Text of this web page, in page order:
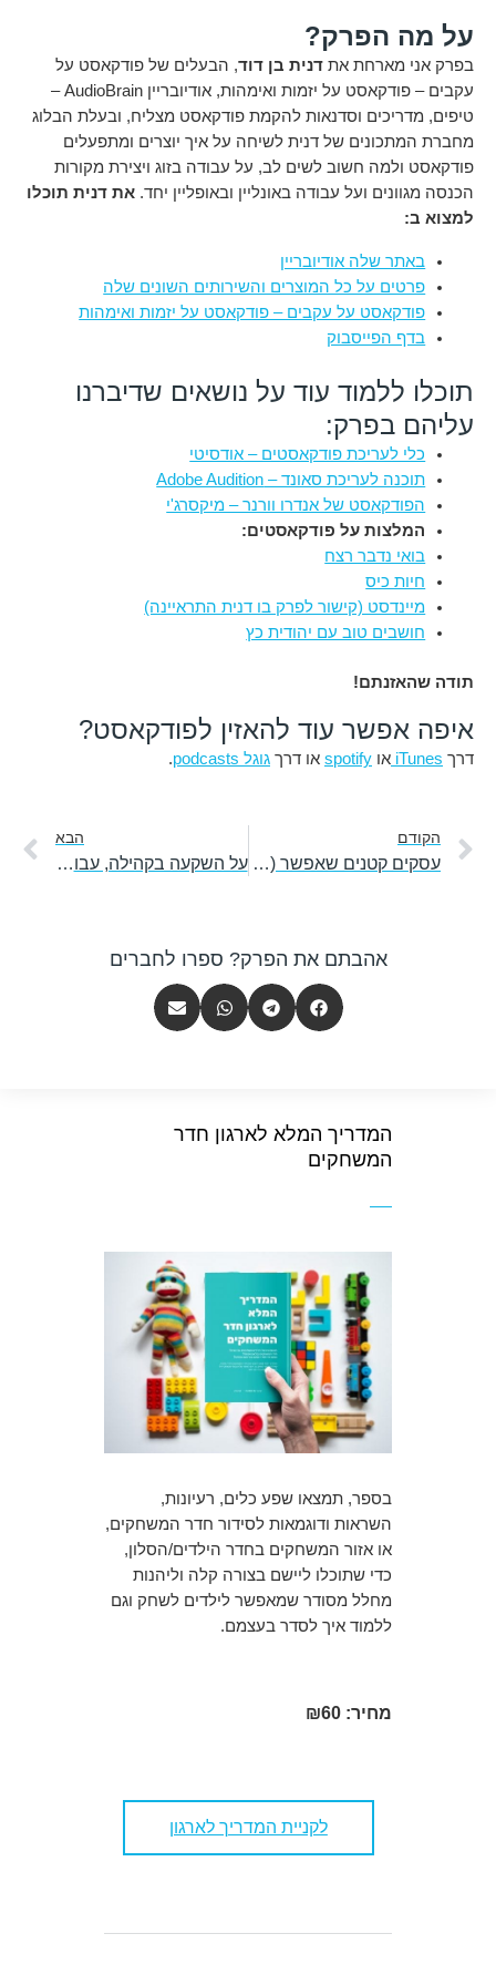
על מה הפרק?
בפרק אני מארחת את דנית בן דוד, הבעלים של פודקאסט על
עקבים – פודקאסט על יזמות ואימהות, אודיובריין AudioBrain –
טיפים, מדריכים וסדנאות להקמת פודקאסט מצליח, ובעלת הבלוג
מחברת המתכונים של דנית לשיחה על איך יוצרים ומתפעלים
פודקאסט ולמה חשוב לשים לב, על עבודה בזוג ויצירת מקורות
הכנסה מגוונים ועל עבודה באונליין ובאופליין יחד. את דנית תוכלו
למצוא ב:
באתר שלה אודיובריין
פרטים על כל המוצרים והשירותים השונים שלה
פודקאסט על עקבים – פודקאסט על יזמות ואימהות
בדף הפייסבוק
תוכלו ללמוד עוד על נושאים שדיברנו
עליהם בפרק:
כלי לעריכת פודקאסטים – אודסיטי
תוכנה לעריכת סאונד – Adobe Audition
הפודקאסט של אנדרו וורנר – מיקסרג'י
המלצות על פודקאסטים:
בואי נדבר רצח
חיות כיס
מיינדסט (קישור לפרק בו דנית התראיינה)
חושבים טוב עם יהודית כץ
תודה שהאזנתם!
איפה אפשר עוד להאזין לפודקאסט?
דרך iTunes או spotify או דרך גוגל podcasts .
הקודם
עסקים קטנים שאפשר (וכדאי) להזמין מהם עם משלוח
הבא
על השקעה בקהילה, עבודה עם אנשים והקמת מועדון לקוחות – עם רוחמה סלע
אהבתם את הפרק? ספרו לחברים
המדריך המלא לארגון חדר
המשחקים
בספר, תמצאו שפע כלים, רעיונות,
השראות ודוגמאות לסידור חדר המשחקים,
או אזור המשחקים בחדר הילדים/הסלון,
כדי שתוכלו ליישם בצורה קלה וליהנות
מחלל מסודר שמאפשר לילדים לשחק וגם
ללמוד איך לסדר בעצמם.
מחיר: ₪60
לקניית המדריך לארגון